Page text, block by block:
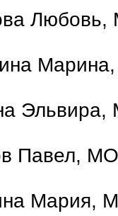
Марина,
Павел,
Мария,